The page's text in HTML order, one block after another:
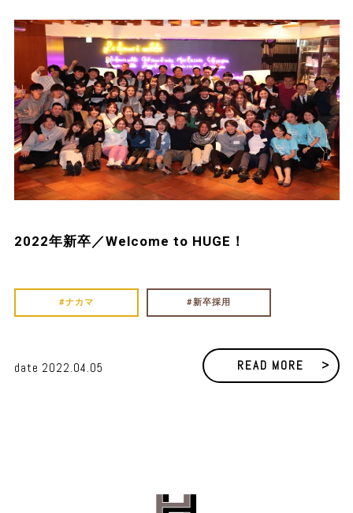
2022年新卒／Welcome to HUGE！
ナカマ 新卒採用
date 2022.04.05 READ MORE